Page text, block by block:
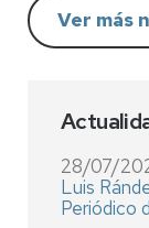
Ver más
28/07/
Luis
Periódico